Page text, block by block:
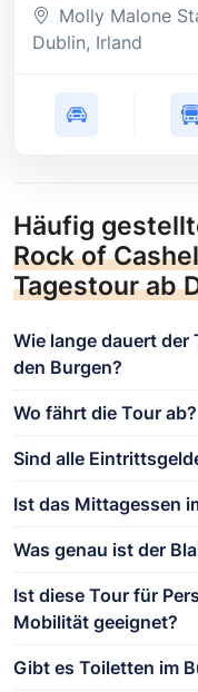
Molly Malone
Dublin, Irland
Häufig
Rock of
Tagestour ab
Wie lange dauert
den Burgen?
Wo fährt die Tour ab?
Sind alle
Ist das Mittagessen
Was genau ist der
Ist diese Tour für
Mobilität geeignet?
Gibt es Toiletten im